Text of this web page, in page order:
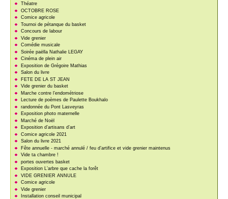
Théatre
OCTOBRE ROSE
Comice agricole
Tournoi de pétanque du basket
Concours de labour
Vide grenier
Comédie musicale
Soirée paëlla Nathalie LEGAY
Cinéma de plein air
Exposition de Grégoire Mathias
Salon du livre
FETE DE LA ST JEAN
Vide grenier du basket
Marche contre l’endométriose
Lecture de poèmes de Paulette Boukhalo
randonnée du Pont Lasveyras
Exposition photo maternelle
Marché de Noël
Exposition d’artisans d’art
Comice agricole 2021
Salon du livre 2021
Fête annuelle - marché annulé / feu d’artifice et vide grenier maintenus
Vide ta chambre !
portes ouvertes basket
Exposition L’arbre que cache la forêt
VIDE GRENIER ANNULE
Comice agricole
Vide grenier
Installation conseil municipal